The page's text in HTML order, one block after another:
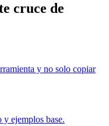
cruce de
y no solo copiar
ejemplos base.